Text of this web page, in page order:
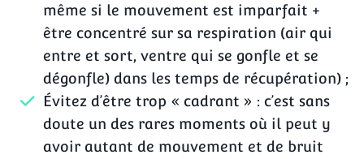
même si le mouvement est imparfait +
être concentré sur sa respiration (air qui
entre et sort, ventre qui se gonfle et se
dégonfle) dans les temps de récupération) ;
Évitez d’être trop « cadrant » : c’est sans
doute un des rares moments où il peut y
avoir autant de mouvement et de bruit